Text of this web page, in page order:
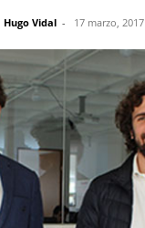
Hugo Vidal - 17 marzo, 2017